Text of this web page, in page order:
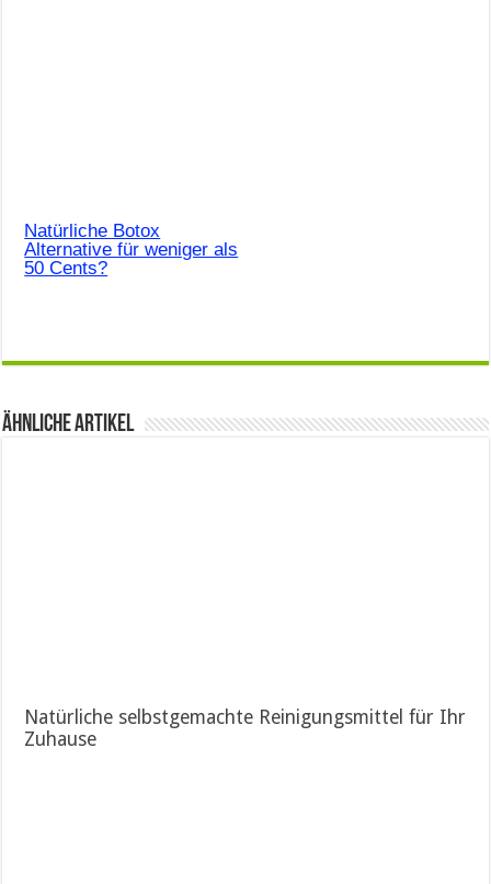
Natürliche Botox
Alternative für weniger als
50 Cents?
Ähnliche Artikel
Natürliche selbstgemachte Reinigungsmittel für Ihr
Zuhause